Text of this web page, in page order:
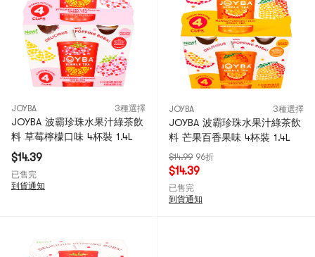
JOYBA 3種選擇
JOYBA 波霸珍珠水果汁綠茶飲
料 草莓檸檬口味 4杯裝 1.4L
$14.39
已售完
到貨通知
JOYBA 3種選擇
JOYBA 波霸珍珠水果汁綠茶飲
料 芒果百香果味 4杯裝 1.4L
$14.99 96折
$14.39
已售完
到貨通知